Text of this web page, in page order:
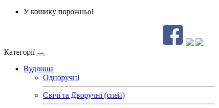
У кошику порожньо!
Категорії
Вудлища
Одноручні
Свічі та Дворучні (спей)